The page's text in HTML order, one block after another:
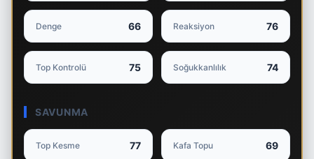
Denge 66 Reaksiyon 76
Top Kontrolü 75 Soğukkanlılık 74
SAVUNMA
Top Kesme 77 Kafa Topu 69